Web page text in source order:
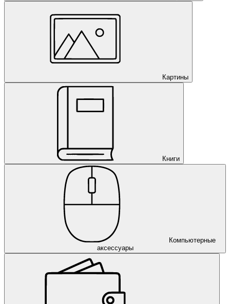
Картины
Книги
Компьютерные
аксессуары